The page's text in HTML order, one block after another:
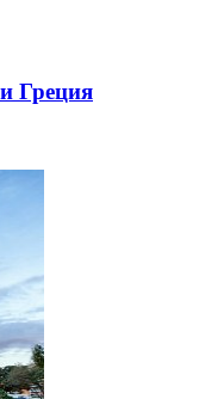
Греция